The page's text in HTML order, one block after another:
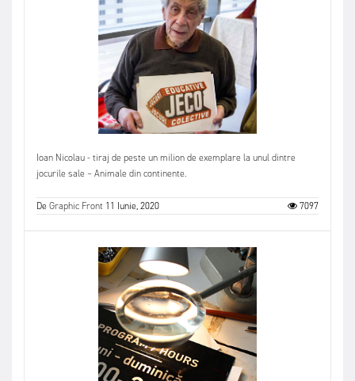
Ioan Nicolau - tiraj de peste un milion de exemplare la unul dintre
jocurile sale – Animale din continente.
DeGraphic Front 11 Iunie, 2020 7097